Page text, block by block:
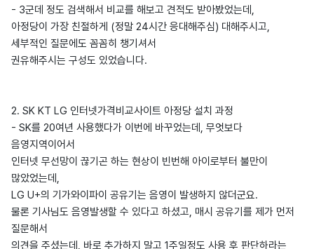
- 3군데 정도 검색해서 비교를 해보고 견적도 받아봤었는데,
아정당이 가장 친절하게 (정말 24시간 응대해주심) 대해주시고,
세부적인 질문에도 꼼꼼히 챙기셔서
권유해주시는 구성도 있었습니다.
2. SK KT LG 인터넷가격비교사이트 아정당 설치 과정
- SK를 20여년 사용했다가 이번에 바꾸었는데, 무엇보다
음영지역이어서
인터넷 무선망이 끊기곤 하는 현상이 빈번해 아이로부터 불만이
많았었는데,
LG U+의 기가와이파이 공유기는 음영이 발생하지 않더군요.
물론 기사님도 음영발생할 수 있다고 하셨고, 매시 공유기를 제가 먼저
질문해서
의견을 주셨는데, 바로 추가하지 말고 1주일정도 사용 후 판단하라는